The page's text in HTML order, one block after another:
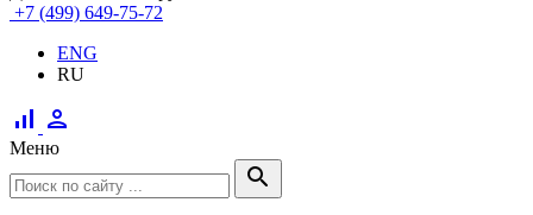
+7 (499) 649-75-72
ENG
RU
signal_cellular_alt person
Меню
search